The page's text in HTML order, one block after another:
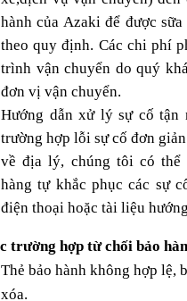
hành của Azaki để được
theo quy định. Các chi phí
trình vận chuyển do quý
đơn vị vận chuyển.
Hướng dẫn xử lý sự cố tận
trường hợp lỗi sự cố đơn
về địa lý, chúng tôi có thể
hàng tự khắc phục các sự
điện thoại hoặc tài liệu
trường hợp từ chối bảo
Thẻ bảo hành không hợp lệ,
xóa.